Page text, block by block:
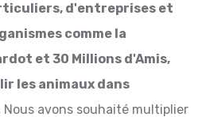
d'entreprises et
comme la
et 30 Millions d'Amis,
les animaux dans
Nous avons souhaité multiplier